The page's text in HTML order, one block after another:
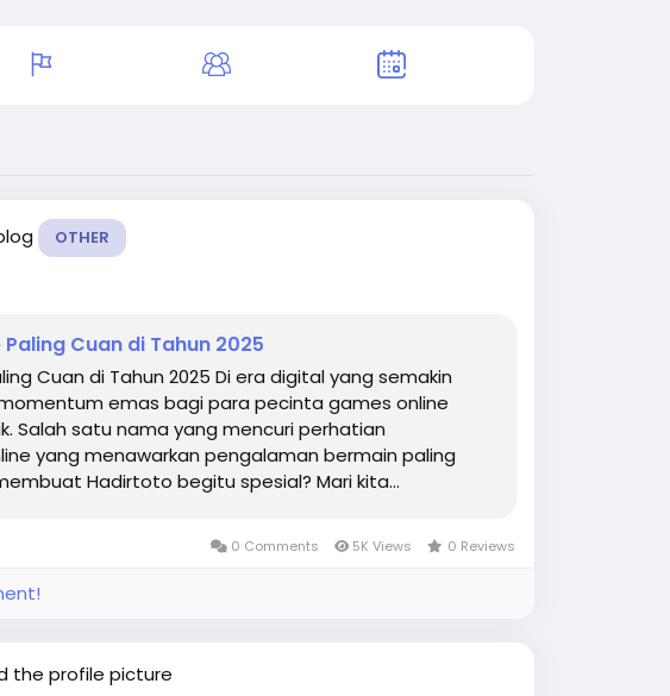
OTHER
Paling Cuan di Tahun 2025
Cuan di Tahun 2025 Di era digital yang semakin
emas bagi para pecinta games online
Salah satu nama yang mencuri perhatian
yang menawarkan pengalaman bermain paling
Hadirtoto begitu spesial? Mari kita...
0 Comments 5K Views 0 Reviews
the profile picture